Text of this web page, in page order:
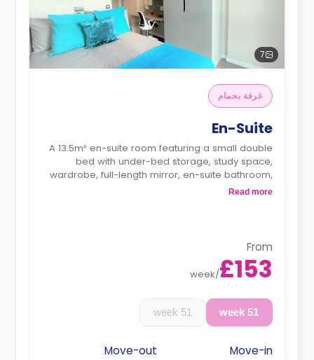
7
غرفة بحمام
En-Suite
A 13.5m² en-suite room featuring a small double
bed with under-bed storage, study space,
wardrobe, full-length mirror, en-suite bathroom,
shared living, and a shared kitchen.
Read more
From
£153
/
week
51 week
51 week
Move-in
Move-out